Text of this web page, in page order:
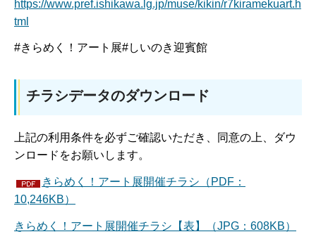
https://www.pref.ishikawa.lg.jp/muse/kikin/r7kiramekuart.h
tml
#きらめく！アート展#しいのき迎賓館
チラシデータのダウンロード
上記の利用条件を必ずご確認いただき、同意の上、ダウ
ンロードをお願いします。
きらめく！アート展開催チラシ（PDF：
10,246KB）
きらめく！アート展開催チラシ【表】（JPG：608KB）